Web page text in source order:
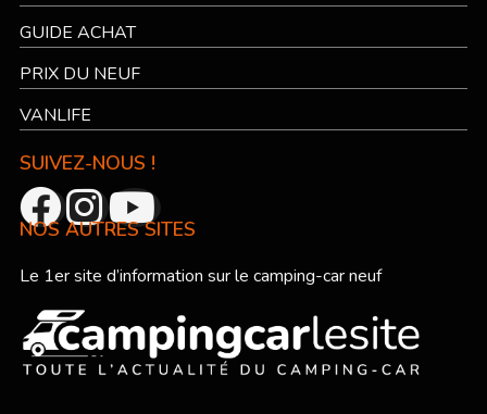
GUIDE ACHAT
PRIX DU NEUF
VANLIFE
SUIVEZ-NOUS !
NOS AUTRES SITES
Le 1er site d’information sur le camping-car neuf